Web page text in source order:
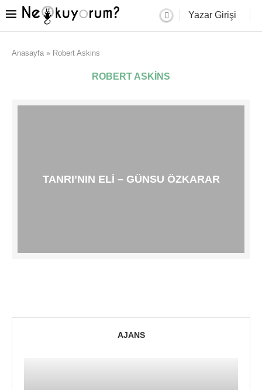
Yazar Girişi
Anasayfa » Robert Askins
ROBERT ASKINS
TANRI’NIN ELI – GÜNSU ÖZKARAR
AJANS